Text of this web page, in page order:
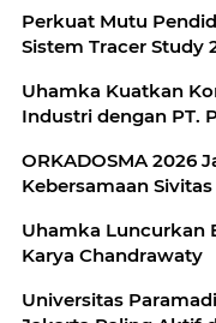
Perkuat Mutu
Sistem Tracer Study
Uhamka Kuatkan
Industri dengan PT.
ORKADOSMA 2026
Kebersamaan
Uhamka Luncurkan
Karya Chandrawaty
Universitas